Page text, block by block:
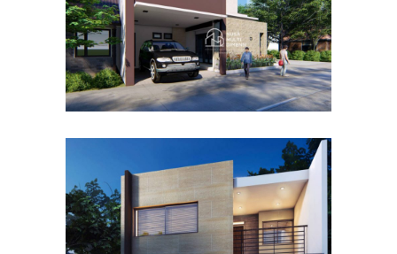
Desain Rumah Taman
Mutiara di Cibinong Bogor
DESAIN RUMAH TERBAIK